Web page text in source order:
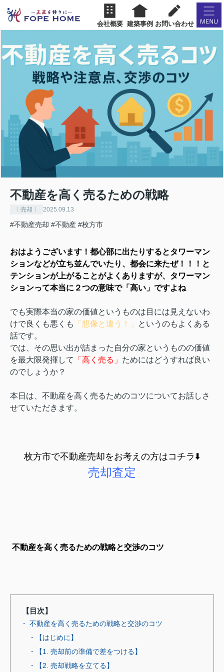
会社概要 建築事例 お問い合わせ
不動産を高く売るための戦略
〈 売却 〉 2025.09.13
#不動産売却 #不動産 #枚方市
おはようございます！都心部に出たりするとタワーマン
ションなどが立ち並んでいたり、都会に来たぜ！！！と
テンションが上がることがよくありますが、タワーマン
ションって本当に２つの意味で「高い」ですよね
でも実際本当の家の価値というものは目には見えないわ
けで良くも悪くも
「想像と違う！」
というのもよくある
話です。
では、その思い出が詰まった自分の家というものの価値
を最大限発揮して
「高く売る」 ためにはどうすれば良い
のでしょうか？
本日は、不動産を高く売るためのコツについてお話しさ
せていただきます。
枚方市で不動産売却をお考えの方はコチラ⬇️
売却査定
不動産を高く売るための戦略と交渉のコツ
【目次】
・ 不動産を高く売るための戦略と交渉のコツ
・【はじめに】
・【1. 売却前の準備で差をつける】
・【2. 売却戦略を立てる】